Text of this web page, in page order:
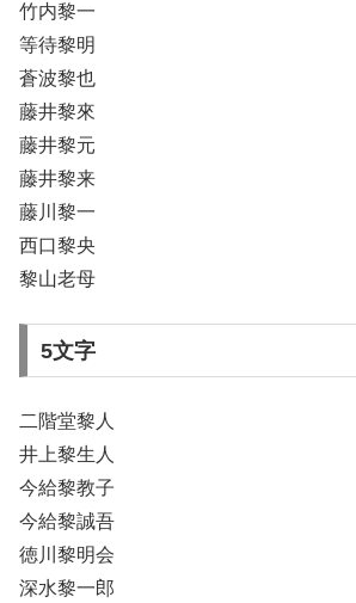
竹内黎一
等待黎明
蒼波黎也
藤井黎來
藤井黎元
藤井黎来
藤川黎一
西口黎央
黎山老母
5文字
二階堂黎人
井上黎生人
今給黎教子
今給黎誠吾
徳川黎明会
深水黎一郎